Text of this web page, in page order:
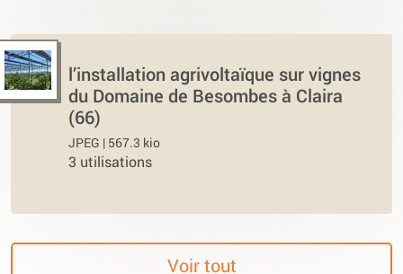
l’installation agrivoltaïque sur vignes
du Domaine de Besombes à Claira
(66)
JPEG | 567.3 kio
3 utilisations
Voir tout